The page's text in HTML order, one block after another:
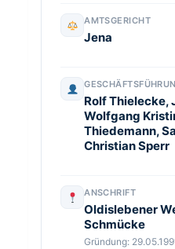
AMTSGERICHT
Jena
Rolf Thielecke,
Wolfgang
Thiedemann,
Christian Sperr
ANSCHRIFT
Oldislebener
Schmücke
Gründung: